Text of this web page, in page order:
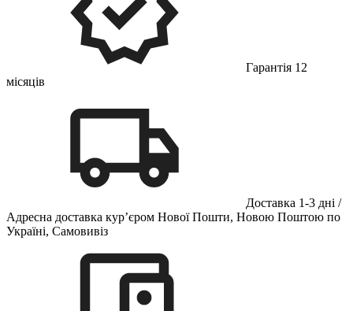
Гарантія 12
місяців
Доставка 1-3 дні /
Адресна доставка кур’єром Нової Пошти, Новою Поштою по
Україні, Самовивіз